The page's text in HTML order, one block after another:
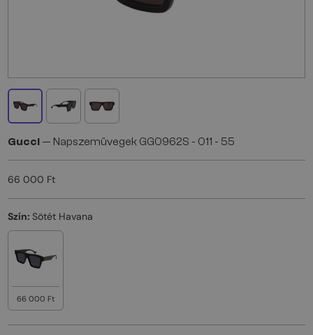
Gucci — Napszemüvegek GG0962S - 011 - 55
66 000 Ft
Szín: Sötét Havana
66 000 Ft